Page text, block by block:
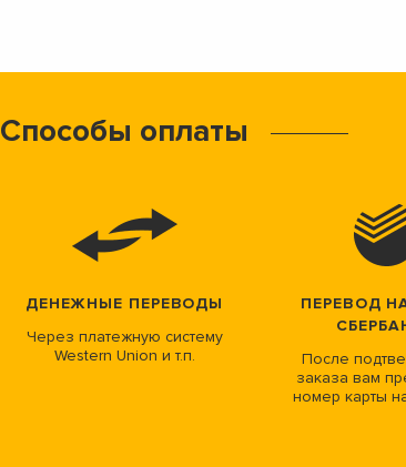
Способы оплаты
ДЕНЕЖНЫЕ ПЕРЕВОДЫ
Через платежную систему
Western Union и т.п.
ПЕРЕВОД
После
заказа вам
номер карты